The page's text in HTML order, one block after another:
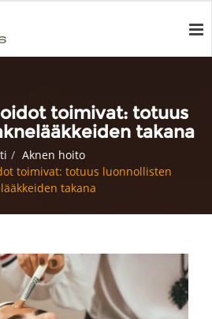
toimivat: totuus
takana
Aknen hoito
toimivat: totuus luonnollisten
takana